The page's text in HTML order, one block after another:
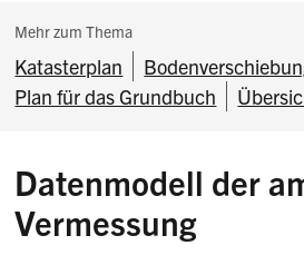
Subnavigation:
Mehr zum Thema
Katasterplan
Plan für das Grundbuch
Datenmodell der
Vermessung